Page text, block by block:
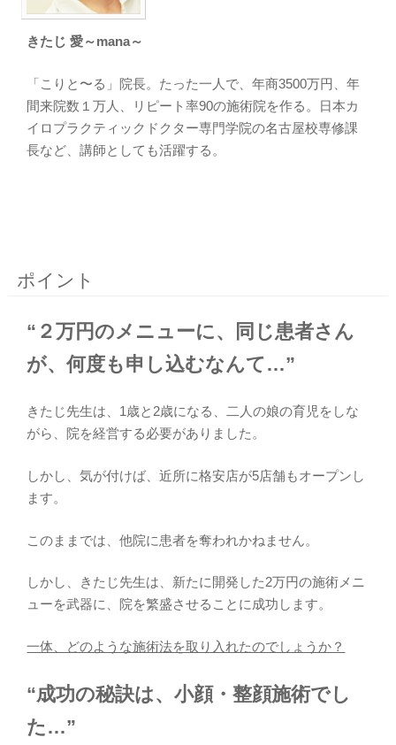
きたじ 愛～mana～
「こりと〜る」院長。たった一人で、年商3500万円、年
間来院数１万人、リピート率90の施術院を作る。日本カ
イロプラクティックドクター専門学院の名古屋校専修課
長など、講師としても活躍する。
ポイント
“２万円のメニューに、同じ患者さん
が、何度も申し込むなんて…”
きたじ先生は、1歳と2歳になる、二人の娘の育児をしな
がら、院を経営する必要がありました。
しかし、気が付けば、近所に格安店が5店舗もオープンし
ます。
このままでは、他院に患者を奪われかねません。
しかし、きたじ先生は、新たに開発した2万円の施術メニ
ューを武器に、院を繁盛させることに成功します。
一体、どのような施術法を取り入れたのでしょうか？
“成功の秘訣は、小顔・整顔施術でし
た…”